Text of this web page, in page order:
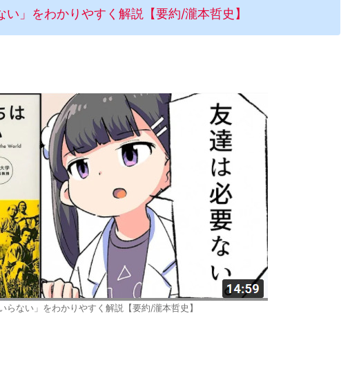
い」をわかりやすく解説【要約/瀧本哲史】
らない」をわかりやすく解説【要約/瀧本哲史】